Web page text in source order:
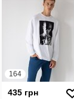
164
435 грн